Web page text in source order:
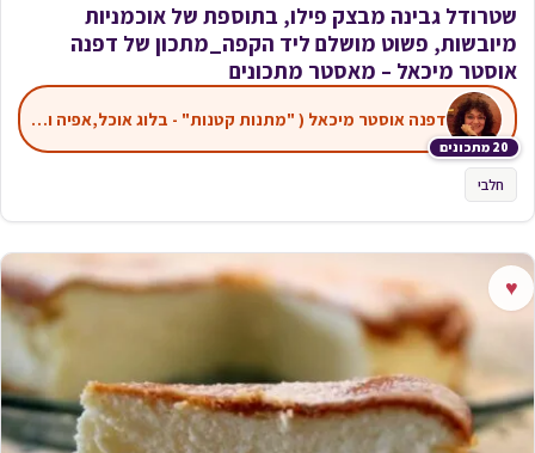
שטרודל גבינה מבצק פילו, בתוספת של אוכמניות
מיובשות, פשוט מושלם ליד הקפה_מתכון של דפנה
אוסטר מיכאל – מאסטר מתכונים
20 מתכונים
דפנה אוסטר מיכאל ( "מתנות קטנות" - בלוג אוכל,אפיה ועוד)
חלבי
♥